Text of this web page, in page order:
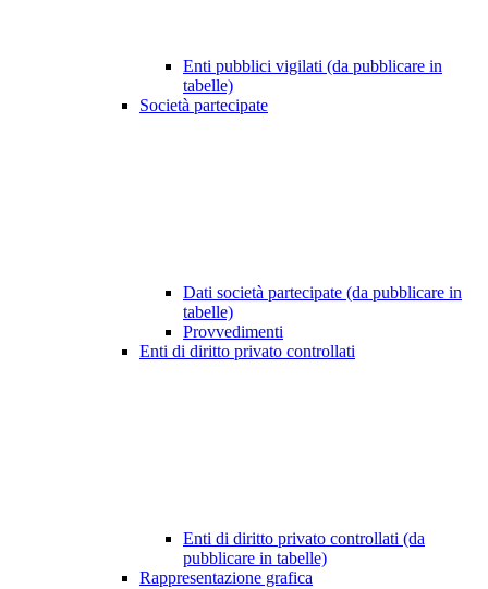
Enti pubblici vigilati (da pubblicare in
tabelle)
Società partecipate
Dati società partecipate (da pubblicare in
tabelle)
Provvedimenti
Enti di diritto privato controllati
Enti di diritto privato controllati (da
pubblicare in tabelle)
Rappresentazione grafica